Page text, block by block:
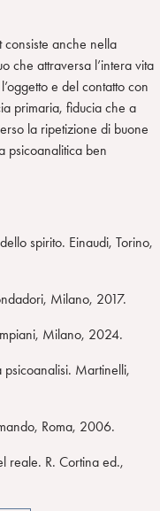
consiste anche nella
che attraversa l’intera vita
e del contatto con
primaria, fiducia che a
la ripetizione di buone
psicoanalitica ben
spirito. Einaudi, Torino,
Milano, 2017.
Milano, 2024.
Martinelli,
Roma, 2006.
reale. R. Cortina ed.,